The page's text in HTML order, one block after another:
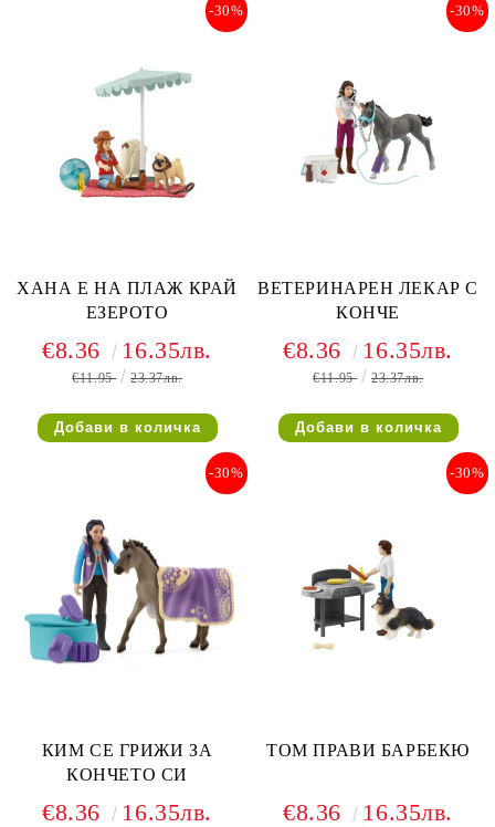
ХАНА Е НА ПЛАЖ КРАЙ
ЕЗЕРОТО
-30%
€8.36 16.35лв.
€11.95 23.37лв.
ВЕТЕРИНАРЕН ЛЕКАР С
КОНЧЕ
-30%
€8.36 16.35лв.
€11.95 23.37лв.
КИМ СЕ ГРИЖИ ЗА
КОНЧЕТО СИ
-30%
€8.36 16.35лв.
ТОМ ПРАВИ БАРБЕКЮ
-30%
€8.36 16.35лв.